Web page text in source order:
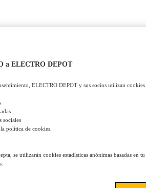
a ELECTRO DEPOT
ELECTRO DEPOT y sus socios utilizan cookies
sociales
política de cookies.
se utilizarán cookies estadísticas anónimas basadas en tu